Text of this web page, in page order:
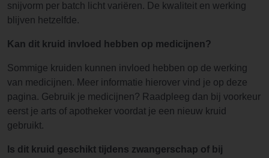
snijvorm per batch licht variëren. De kwaliteit en werking
blijven hetzelfde.
Kan dit kruid invloed hebben op medicijnen?
Sommige kruiden kunnen invloed hebben op de werking
van medicijnen. Meer informatie hierover vind je op deze
pagina. Gebruik je medicijnen? Raadpleeg dan bij voorkeur
eerst je arts of apotheker voordat je een nieuw kruid
gebruikt.
Is dit kruid geschikt tijdens zwangerschap of bij